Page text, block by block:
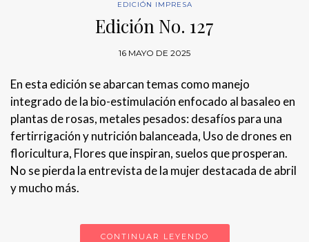
EDICIÓN IMPRESA
Edición No. 127
16 MAYO DE 2025
En esta edición se abarcan temas como manejo
integrado de la bio-estimulación enfocado al basaleo en
plantas de rosas, metales pesados: desafíos para una
fertirrigación y nutrición balanceada, Uso de drones en
floricultura, Flores que inspiran, suelos que prosperan.
No se pierda la entrevista de la mujer destacada de abril
y mucho más.
CONTINUAR LEYENDO